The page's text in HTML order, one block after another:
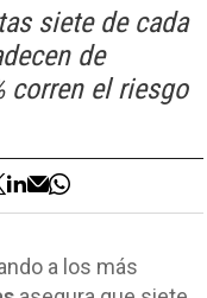
siete de cada
de
corren el riesgo
a los más